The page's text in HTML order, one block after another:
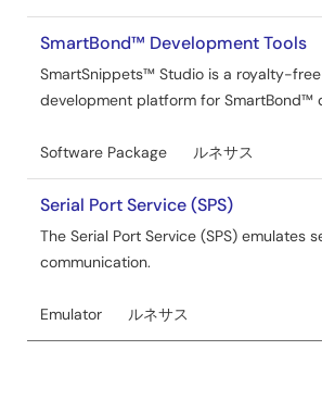
SmartBond™ Development Tools
SmartSnippets™ Studio is a royalty-
development platform for SmartBond™
Software Package ルネサス
Serial Port Service (SPS)
The Serial Port Service (SPS) emulates
communication.
Emulator ルネサス